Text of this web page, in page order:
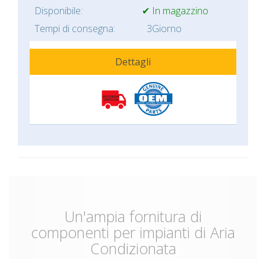
Disponibile:
✔ In magazzino
Tempi di consegna:
3Giorno
Dettagli
Un'ampia fornitura di
componenti per impianti di Aria
Condizionata